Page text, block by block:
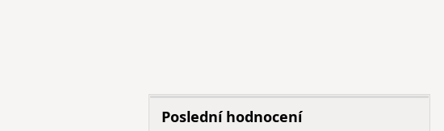
Poslední hodnocení